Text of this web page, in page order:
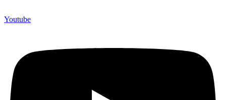
Youtube